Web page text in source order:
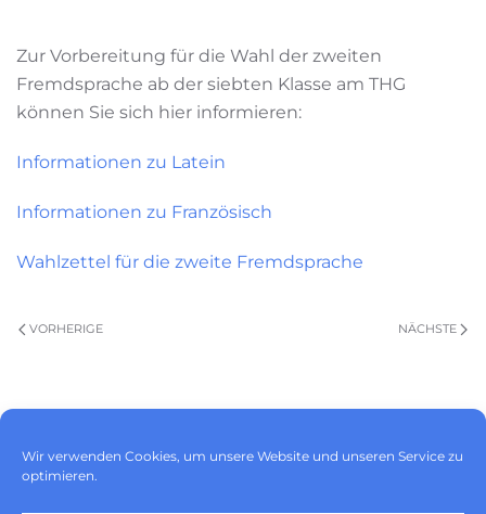
Wir verwenden Cookies, um unsere Website und unseren Service zu
optimieren.
Zur Vorbereitung für die Wahl der zweiten
Fremdsprache ab der siebten Klasse am THG
können Sie sich hier informieren:
Informationen zu Latein
Informationen zu Französisch
Wahlzettel für die zweite Fremdsprache
VORHERIGE NÄCHSTE
Cookie-Richtlinie (EU)